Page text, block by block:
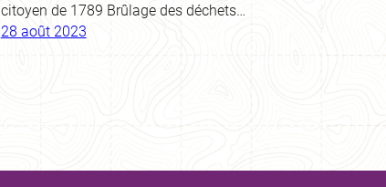
citoyen de 1789 Brûlage des déchets…
28 août 2023